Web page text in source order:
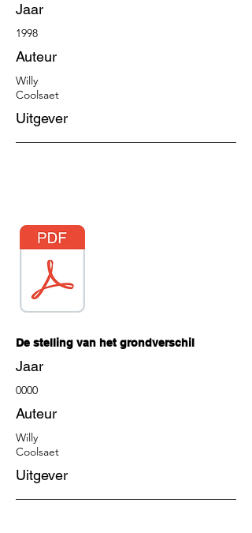
Jaar
1998
Auteur
Willy
Coolsaet
Uitgever
De stelling van het grondverschil
Jaar
0000
Auteur
Willy
Coolsaet
Uitgever